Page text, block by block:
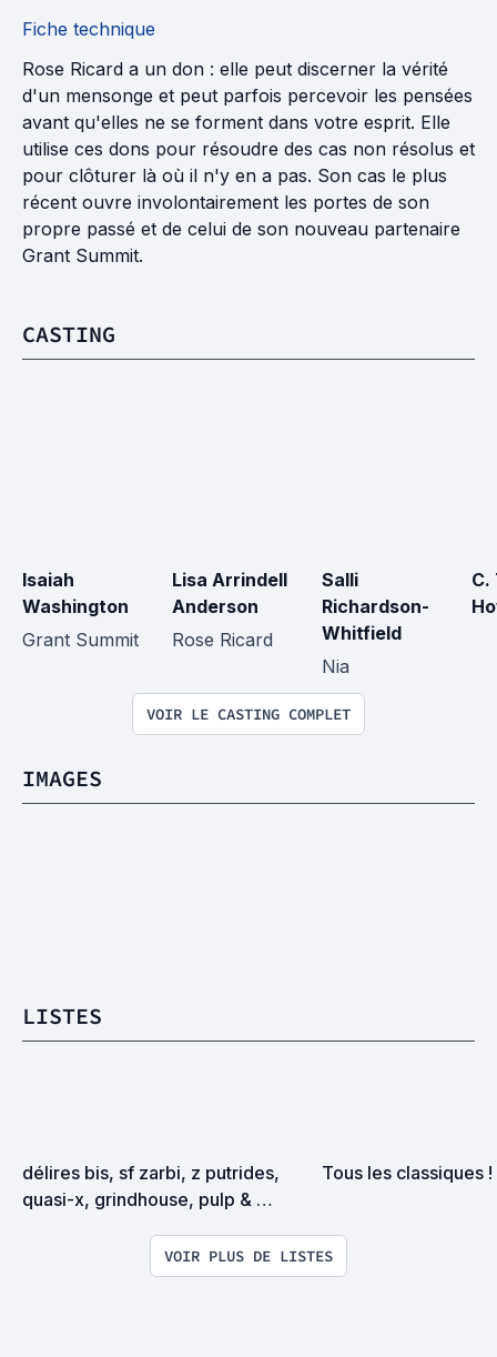
Fiche technique
Rose Ricard a un don : elle peut discerner la vérité
d'un mensonge et peut parfois percevoir les pensées
avant qu'elles ne se forment dans votre esprit. Elle
utilise ces dons pour résoudre des cas non résolus et
pour clôturer là où il n'y en a pas. Son cas le plus
récent ouvre involontairement les portes de son
propre passé et de celui de son nouveau partenaire
Grant Summit.
CASTING
Isaiah
Washington
Grant Summit
Lisa Arrindell
Anderson
Rose Ricard
Salli
Richardson-
Whitfield
Nia
C.
VOIR LE CASTING COMPLET
IMAGES
LISTES
délires bis, sf zarbi, z putrides,
quasi-x, grindhouse, pulp &
Tous les classiques !
VOIR PLUS DE LISTES